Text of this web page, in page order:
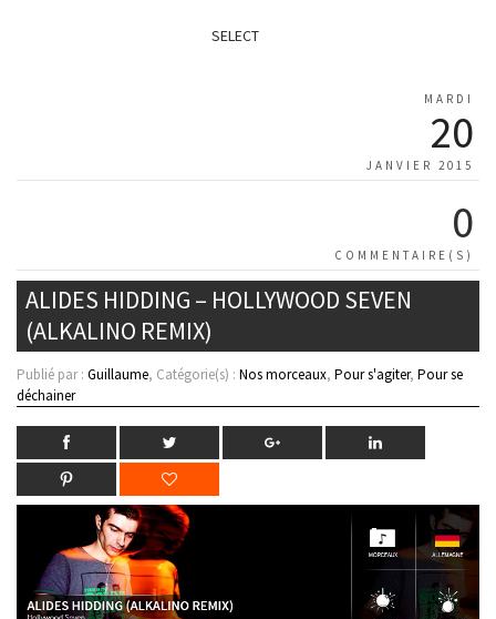
SELECT
MARDI
20
JANVIER 2015
0
COMMENTAIRE(S)
ALIDES HIDDING – HOLLYWOOD SEVEN
(ALKALINO REMIX)
Publié par : Guillaume, Catégorie(s) : Nos morceaux, Pour s'agiter, Pour se
déchainer